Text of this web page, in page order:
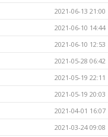
2021-06-13 21:00
2021-06-10 14:44
2021-06-10 12:53
2021-05-28 06:42
2021-05-19 22:11
2021-05-19 20:03
2021-04-01 16:07
2021-03-24 09:08